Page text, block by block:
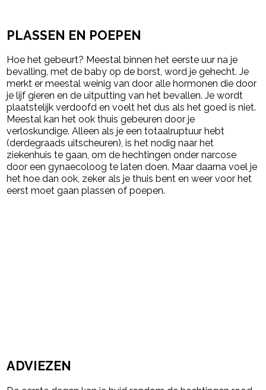
PLASSEN EN POEPEN
Hoe het gebeurt? Meestal binnen het eerste uur na je
bevalling, met de baby op de borst, word je gehecht. Je
merkt er meestal weinig van door alle hormonen die door
je lijf gieren en de uitputting van het bevallen. Je wordt
plaatstelijk verdoofd en voelt het dus als het goed is niet.
Meestal kan het ook thuis gebeuren door je
verloskundige. Alleen als je een totaalruptuur hebt
(derdegraads uitscheuren), is het nodig naar het
ziekenhuis te gaan, om de hechtingen onder narcose
door een gynaecoloog te laten doen. Maar daarna voel je
het hoe dan ook, zeker als je thuis bent en weer voor het
eerst moet gaan plassen of poepen.
ADVIEZEN